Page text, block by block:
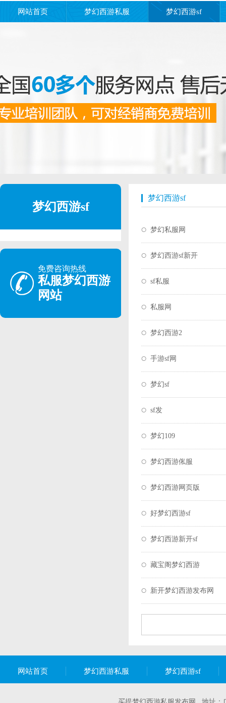
网站首页 梦幻西游私服 梦幻西游sf
梦幻西游sf
免费咨询热线
私服梦幻西游
网站
梦幻西游sf
梦幻私服网
梦幻西游sf新开
sf私服
私服网
梦幻西游2
手游sf网
梦幻sf
sf发
梦幻109
梦幻西游俬服
梦幻西游网页版
好梦幻西游sf
梦幻西游新开sf
藏宝阁梦幻西游
新开梦幻西游发布网
网站首页 梦幻西游私服 梦幻西游sf